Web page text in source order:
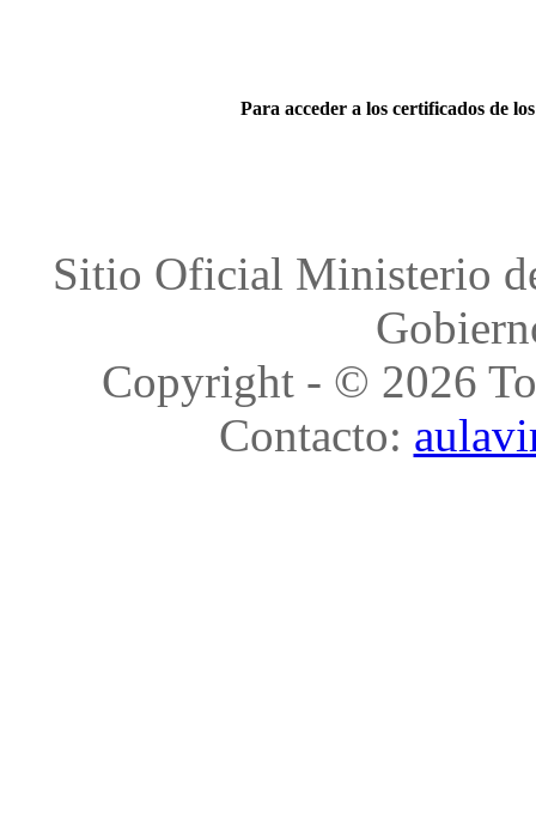
Para acceder a los certificados de
Sitio Oficial Ministerio
Copyright - © 2026
Contacto: